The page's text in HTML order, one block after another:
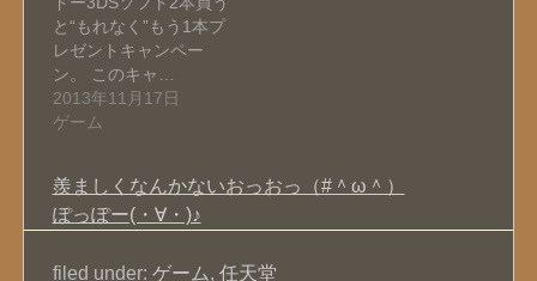
と“もれなく”もう1本プ
レゼントキャンペー
ン。 このキャ…
2013年11月17日
ゲーム
羨ましくなんかないおっおっ（#＾ω＾）
ぽっぽー(・∀・)♪
filed under: ゲーム, 任天堂